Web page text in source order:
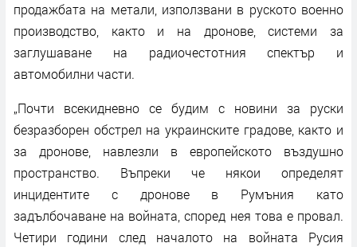
продажбата на метали, използвани в руското военно
производство, както и на дронове, системи за
заглушаване на радиочестотния спектър и
автомобилни части.
„Почти всекидневно се будим с новини за руски
безразборен обстрел на украинските градове, както и
за дронове, навлезли в европейското въздушно
пространство. Въпреки че някои определят
инцидентите с дронове в Румъния като
задълбочаване на войната, според нея това е провал.
Четири години след началото на войната Русия